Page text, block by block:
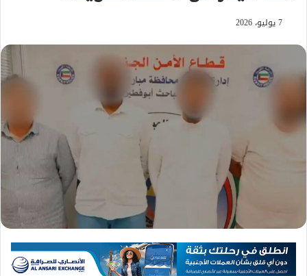
7 يوليو، 2026